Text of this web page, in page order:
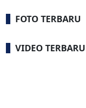
FOTO TERBARU
VIDEO TERBARU